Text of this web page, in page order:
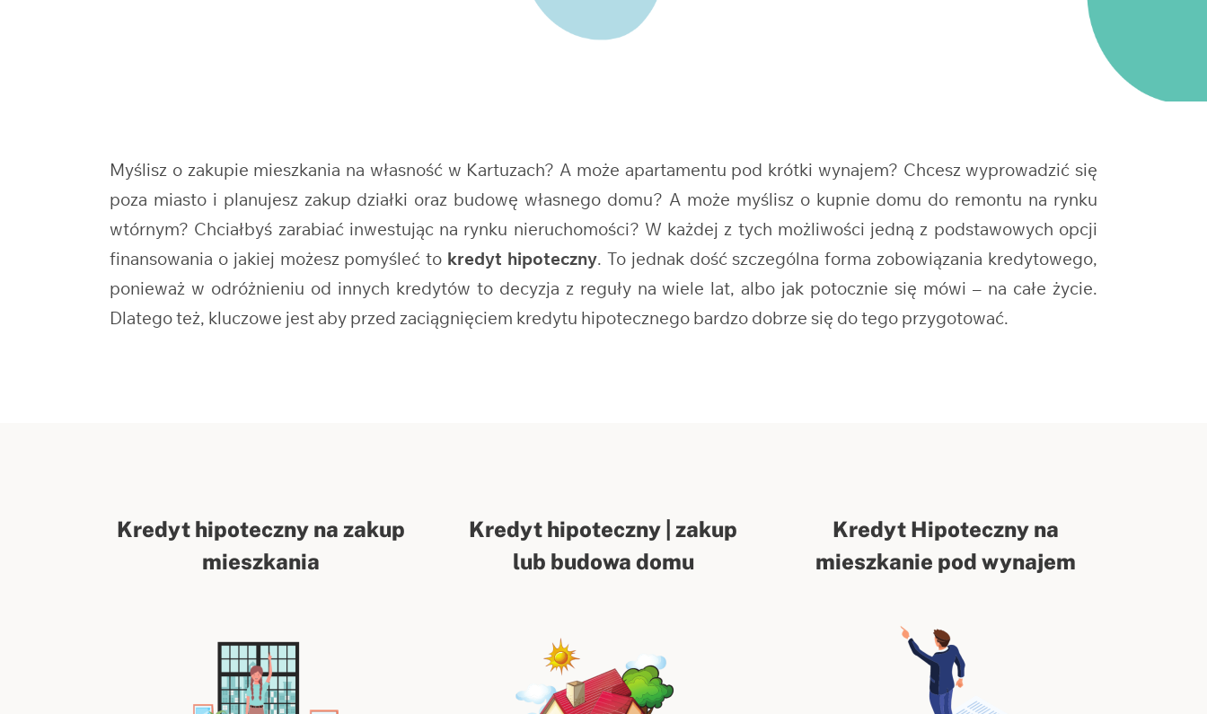
Myślisz o zakupie mieszkania na własność w Kartuzach? A może apartamentu pod krótki wynajem? Chcesz wyprowadzić się
poza miasto i planujesz zakup działki oraz budowę własnego domu? A może myślisz o kupnie domu do remontu na rynku
wtórnym? Chciałbyś zarabiać inwestując na rynku nieruchomości? W każdej z tych możliwości jedną z podstawowych opcji
finansowania o jakiej możesz pomyśleć to kredyt hipoteczny. To jednak dość szczególna forma zobowiązania kredytowego,
ponieważ w odróżnieniu od innych kredytów to decyzja z reguły na wiele lat, albo jak potocznie się mówi – na całe życie.
Dlatego też, kluczowe jest aby przed zaciągnięciem kredytu hipotecznego bardzo dobrze się do tego przygotować.
Kredyt hipoteczny na zakup
mieszkania
Kredyt hipoteczny | zakup
lub budowa domu
Kredyt Hipoteczny na
mieszkanie pod wynajem